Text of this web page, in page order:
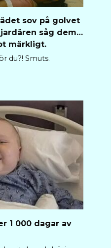
sov på golvet
såg dem…
märkligt.
du?! Smuts.
1 000 dagar av